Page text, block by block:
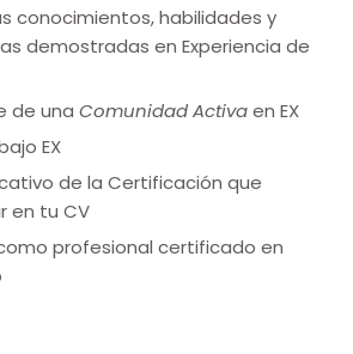
conocimientos, habilidades y
demostradas en Experiencia de
de una Comunidad Activaen EX
EX
de la Certificación que
en tu CV
profesional certificado en